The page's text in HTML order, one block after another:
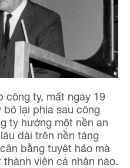
công ty, mất ngày 19
lại phía sau công
ty hưởng một nền an
dài trên nền tảng
bằng tuyệt hảo mà
viên cá nhân nào.